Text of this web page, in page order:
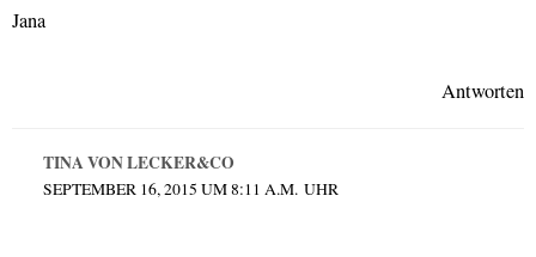
Jana
Antworten
TINA VON LECKER&CO
SEPTEMBER 16, 2015 UM 8:11 A.M. UHR